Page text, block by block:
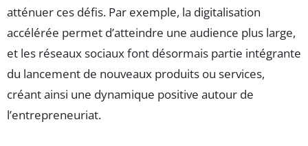
atténuer ces défis. Par exemple, la digitalisation
accélérée permet d’atteindre une audience plus large,
et les réseaux sociaux font désormais partie intégrante
du lancement de nouveaux produits ou services,
créant ainsi une dynamique positive autour de
l’entrepreneuriat.